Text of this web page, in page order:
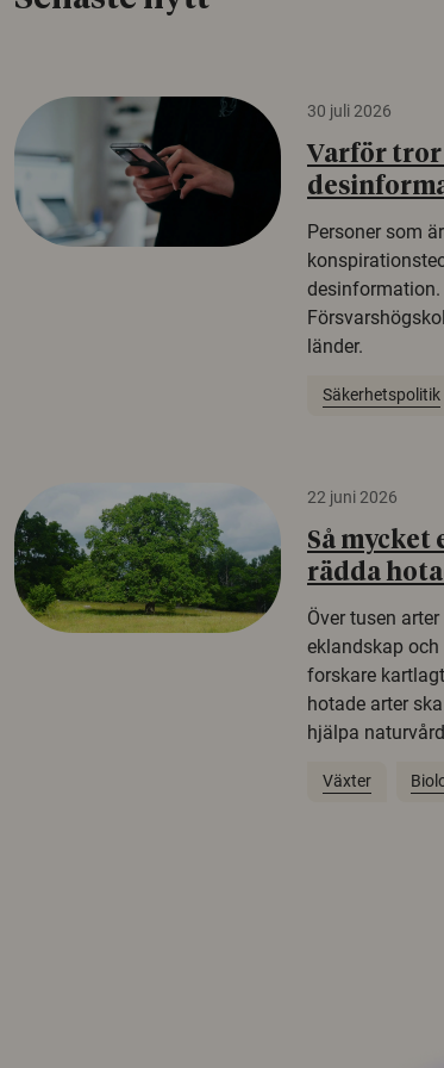
30 juli 2026
Varför tror
Personer som
desinformation.
länder.
Säkerhetspolitik
22 juni 2026
Så mycket
rädda
Över tusen
eklandskap
forskare
hotade arter
hjälpa
Växter